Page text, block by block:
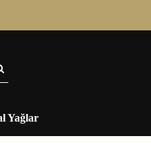
Yağlar